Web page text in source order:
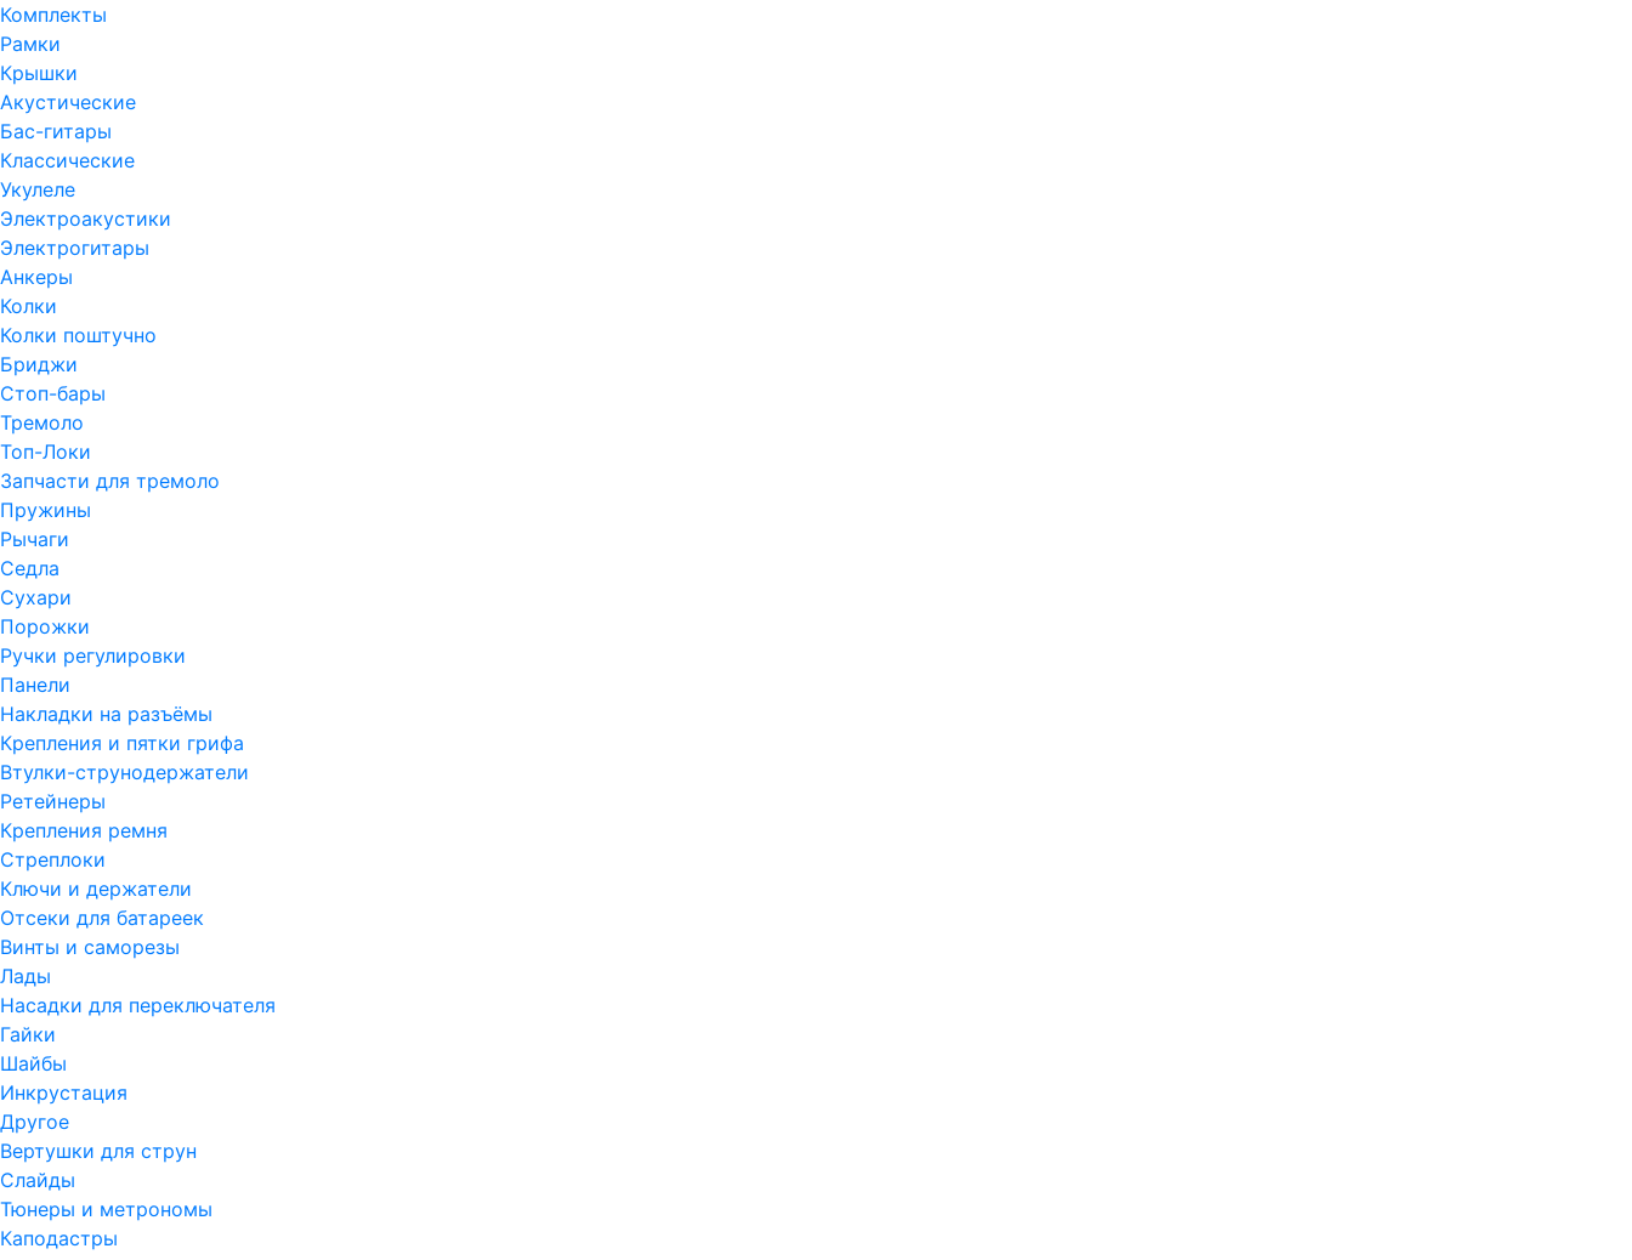
Комплекты
Рамки
Крышки
Акустические
Бас-гитары
Классические
Укулеле
Электроакустики
Электрогитары
Анкеры
Колки
Колки поштучно
Бриджи
Стоп-бары
Тремоло
Топ-Локи
Запчасти для тремоло
Пружины
Рычаги
Седла
Сухари
Порожки
Ручки регулировки
Панели
Накладки на разъёмы
Крепления и пятки грифа
Втулки-струнодержатели
Ретейнеры
Крепления ремня
Стреплоки
Ключи и держатели
Отсеки для батареек
Винты и саморезы
Лады
Насадки для переключателя
Гайки
Шайбы
Инкрустация
Другое
Вертушки для струн
Слайды
Тюнеры и метрономы
Каподастры